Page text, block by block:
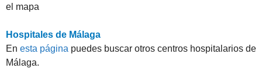
el mapa
Hospitales de Málaga
En esta página puedes buscar otros centros hospitalarios de
Málaga.